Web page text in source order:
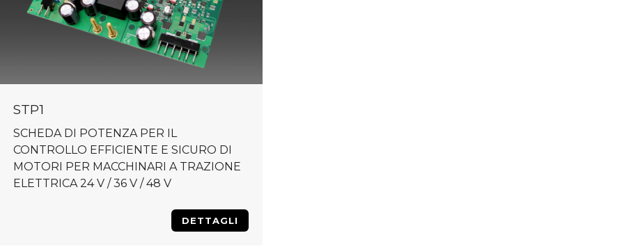
STP1
SCHEDA DI POTENZA PER IL
CONTROLLO EFFICIENTE E SICURO DI
MOTORI PER MACCHINARI A TRAZIONE
ELETTRICA 24 V / 36 V / 48 V
DETTAGLI